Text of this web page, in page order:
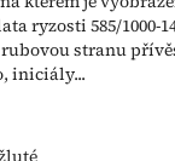
ryzosti 585/1000-
rubovou stranu
iniciály...